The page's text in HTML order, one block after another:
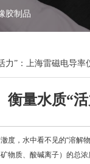
胶制品
力”：上海雷磁电导率
衡量水质“
，水中看不见的“溶解物
物质、酸碱离子）的总